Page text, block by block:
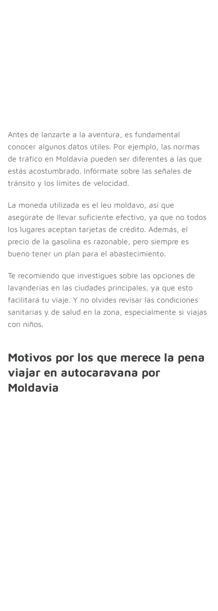
Antes de lanzarte a la aventura, es fundamental
conocer algunos datos útiles. Por ejemplo, las normas
de tráfico en Moldavia pueden ser diferentes a las que
estás acostumbrado. Infórmate sobre las señales de
tránsito y los límites de velocidad.
La moneda utilizada es el leu moldavo, así que
asegúrate de llevar suficiente efectivo, ya que no todos
los lugares aceptan tarjetas de crédito. Además, el
precio de la gasolina es razonable, pero siempre es
bueno tener un plan para el abastecimiento.
Te recomiendo que investigues sobre las opciones de
lavanderías en las ciudades principales, ya que esto
facilitará tu viaje. Y no olvides revisar las condiciones
sanitarias y de salud en la zona, especialmente si viajas
con niños.
Motivos por los que merece la pena
viajar en autocaravana por
Moldavia